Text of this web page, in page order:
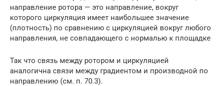
направление ротора — это направление, вокруг
которого циркуляция имеет наибольшее значение
(плотность) по сравнению с циркуляцией вокруг любого
направления, не совпадающего с нормалью к площадке
Так что связь между ротором и циркуляцией
аналогична связи между градиентом и производной по
направлению (см. п. 70.3).